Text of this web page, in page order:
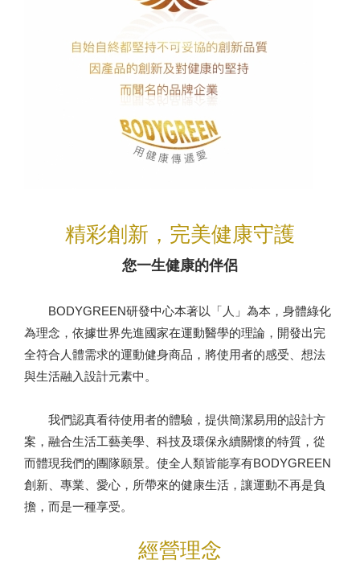
精彩創新，完美健康守護
您一生健康的伴侶
BODYGREEN研發中心本著以「人」為本，身體綠化
為理念，依據世界先進國家在運動醫學的理論，開發出完
全符合人體需求的運動健身商品，將使用者的感受、想法
與生活融入設計元素中。
我們認真看待使用者的體驗，提供簡潔易用的設計方
案，融合生活工藝美學、科技及環保永續關懷的特質，從
而體現我們的團隊願景。使全人類皆能享有BODYGREEN
創新、專業、愛心，所帶來的健康生活，讓運動不再是負
擔，而是一種享受。
經營理念